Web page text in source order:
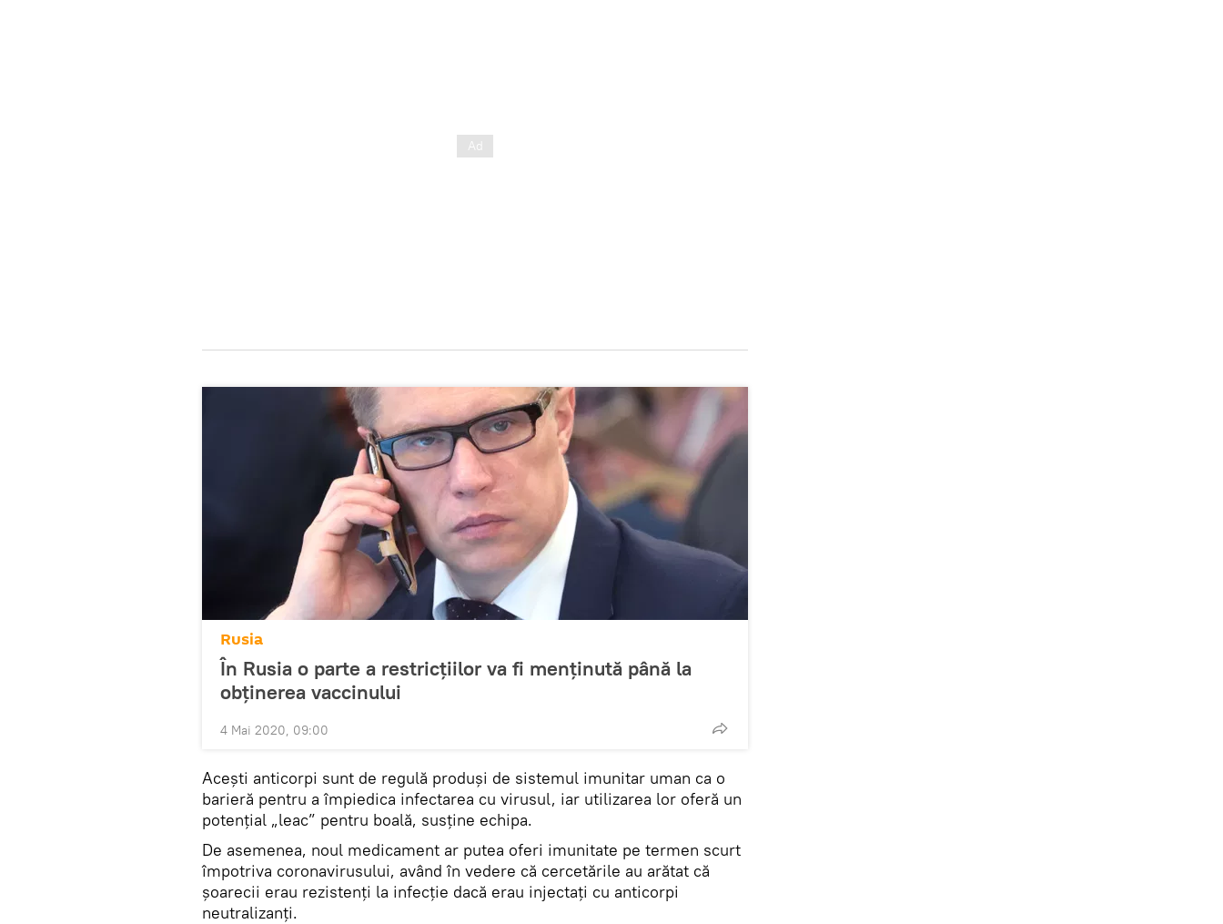
Rusia
În Rusia o parte a restricțiilor va fi menținută până la
obținerea vaccinului
4 Mai 2020, 09:00
Acești anticorpi sunt de regulă produși de sistemul imunitar uman ca o
barieră pentru a împiedica infectarea cu virusul, iar utilizarea lor oferă un
potențial „leac” pentru boală, susține echipa.
De asemenea, noul medicament ar putea oferi imunitate pe termen scurt
împotriva coronavirusului, având în vedere că cercetările au arătat că
șoarecii erau rezistenți la infecție dacă erau injectaţi cu anticorpi
neutralizanţi.